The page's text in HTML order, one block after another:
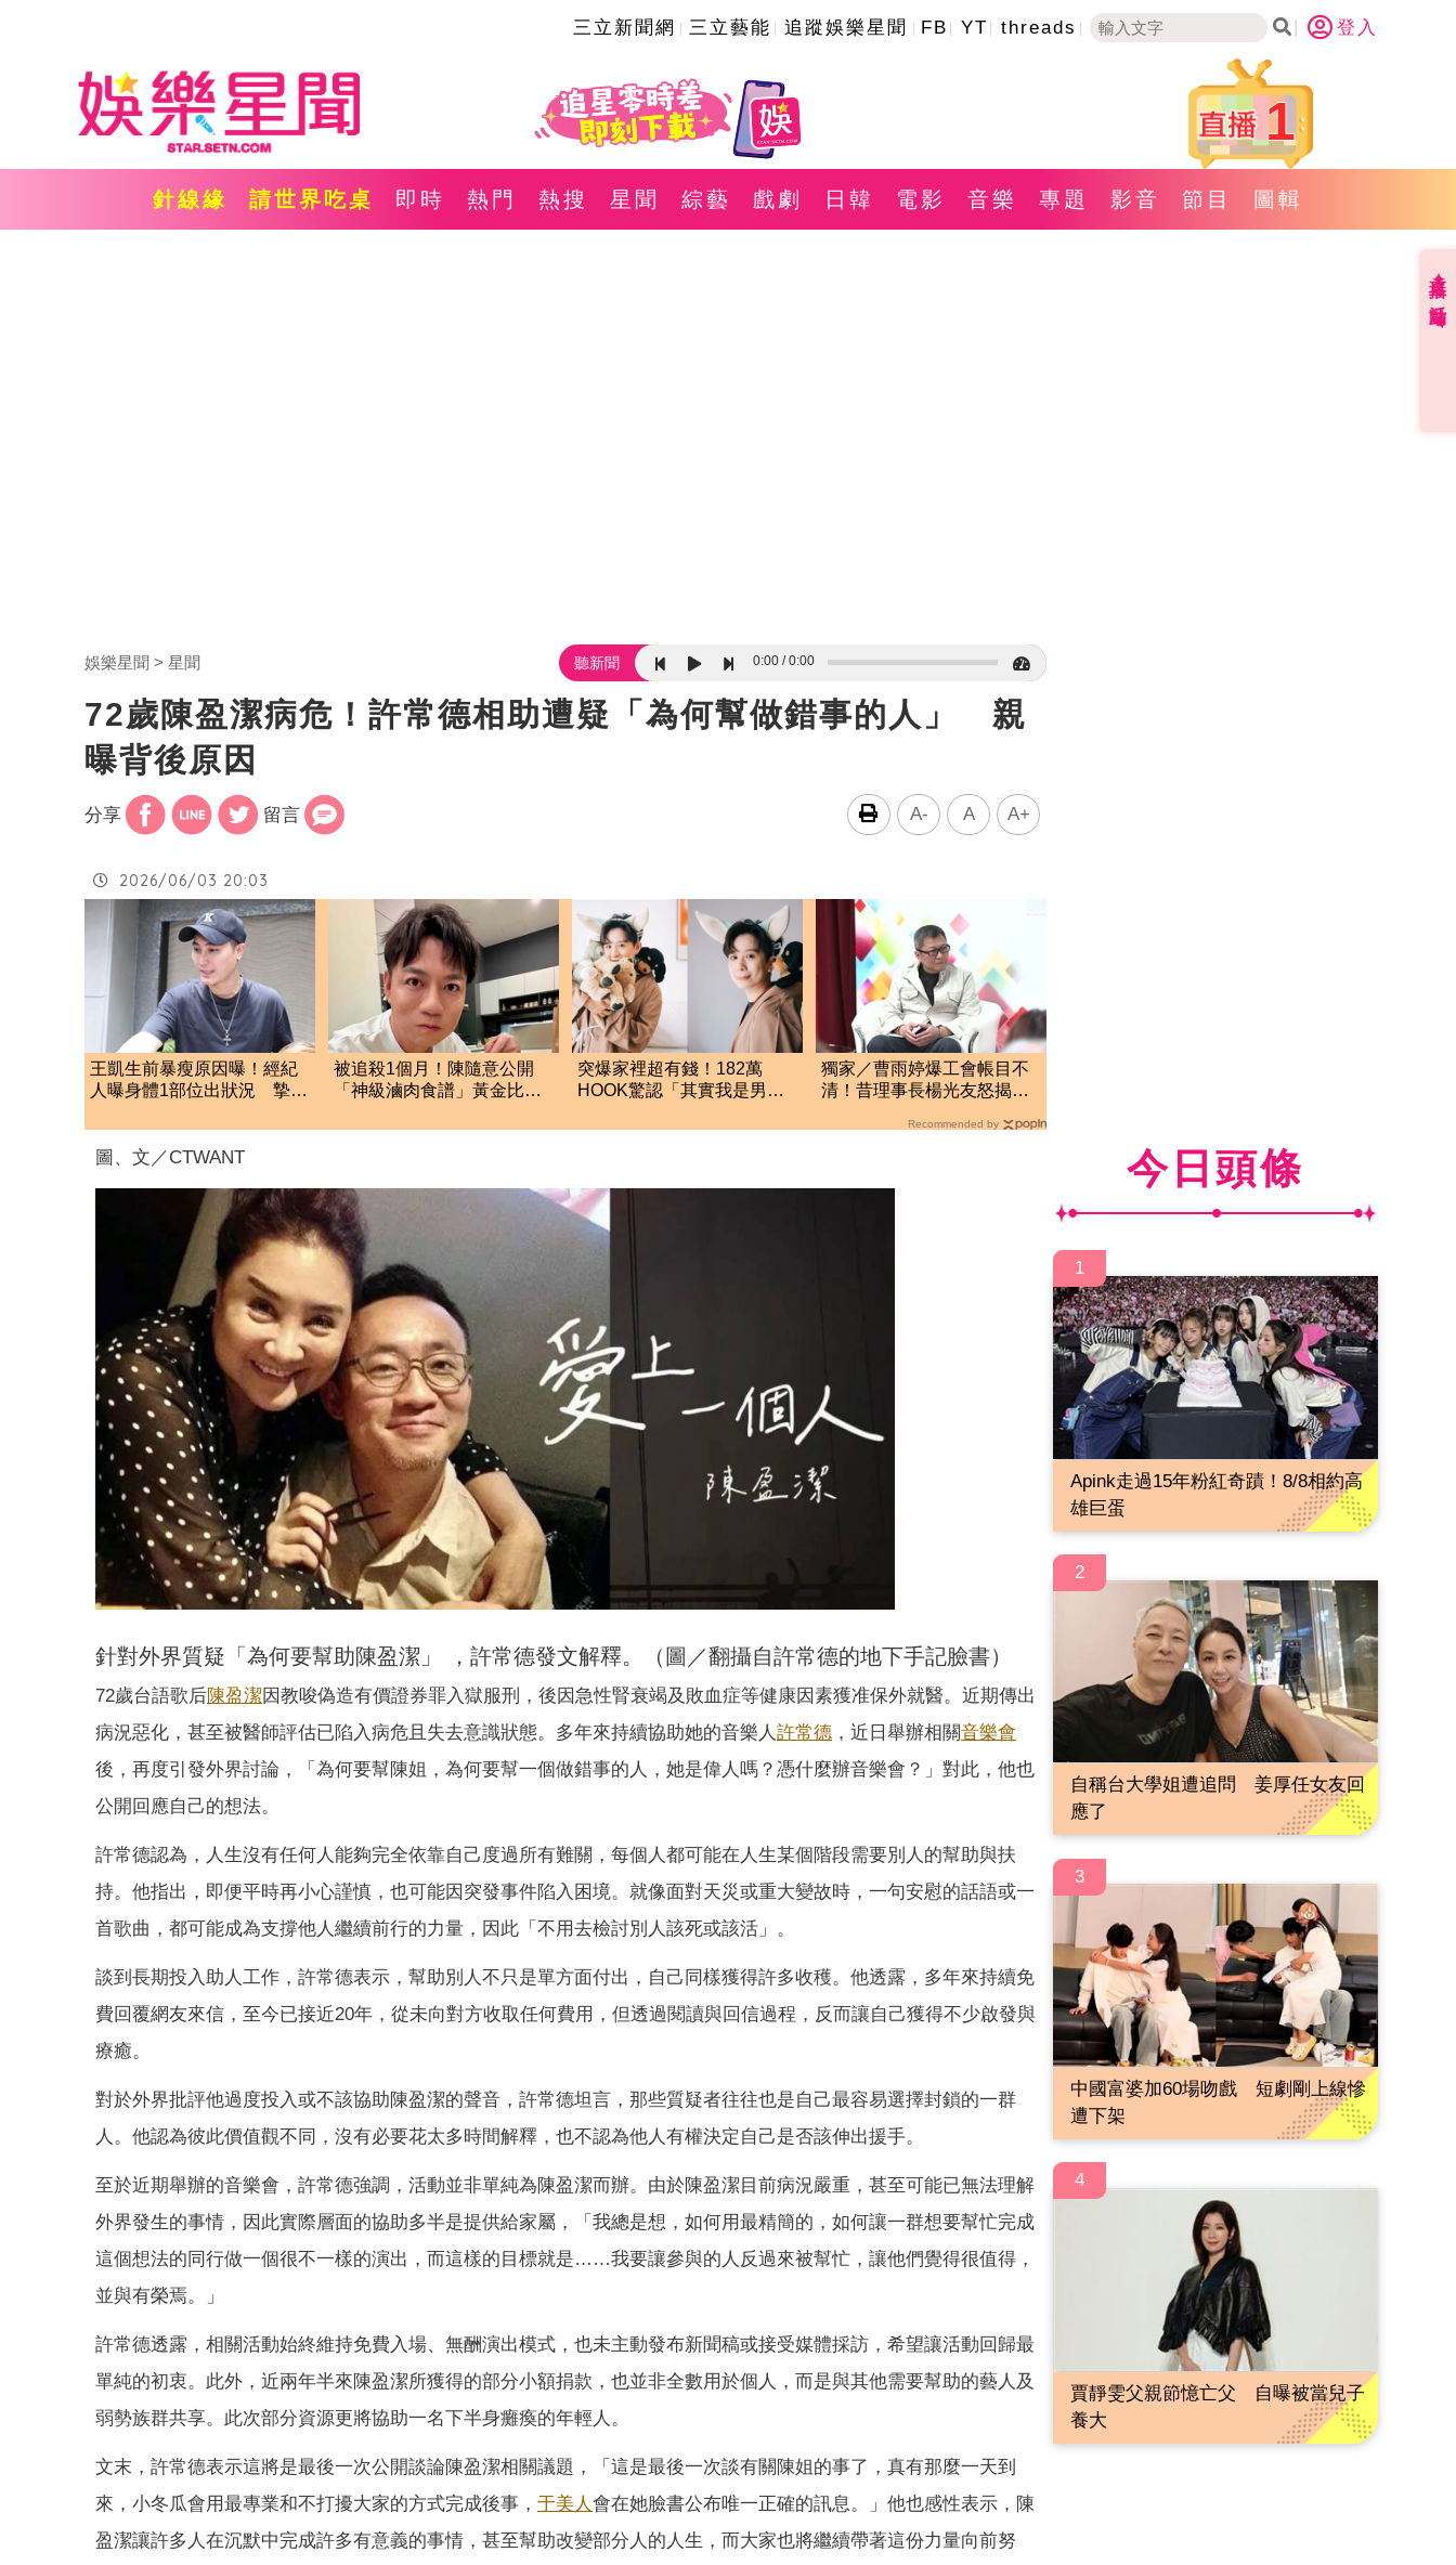
三立新聞網 三立藝能 追蹤娛樂星聞 FB YT threads 登入
1
針線緣 請世界吃桌 即時 熱門 熱搜 星聞 綜藝 戲劇 日韓 電影 音樂 專題 影音 節目 圖輯
娛樂星聞 星聞 聽新聞 0:00 0:00
72歲陳盈潔病危！許常德相助遭疑「為何幫做錯事的人」 親
曝背後原因
分享 留言 A- A A+
2026/06/03 20:03
王凱生前暴瘦原因曝！經紀
人曝身體1部位出狀況 摯友
被追殺1個月！陳隨意公開
「神級滷肉食譜」黃金比例
突爆家裡超有錢！182萬
HOOK驚認「其實我是男
獨家／曹雨婷爆工會帳目不
清！昔理事長楊光友怒揭金
Recommended by
圖、文／CTWANT
針對外界質疑「為何要幫助陳盈潔」 ，許常德發文解釋。（圖／翻攝自許常德的地下手記臉書）
72歲台語歌后陳盈潔因教唆偽造有價證券罪入獄服刑，後因急性腎衰竭及敗血症等健康因素獲准保外就醫。近期傳出
病況惡化，甚至被醫師評估已陷入病危且失去意識狀態。多年來持續協助她的音樂人 許常德 ，近日舉辦相關音樂會
後，再度引發外界討論，「為何要幫陳姐，為何要幫一個做錯事的人，她是偉人嗎？憑什麼辦音樂會？」對此，他也
公開回應自己的想法。
許常德認為，人生沒有任何人能夠完全依靠自己度過所有難關，每個人都可能在人生某個階段需要別人的幫助與扶
持。他指出，即便平時再小心謹慎，也可能因突發事件陷入困境。就像面對天災或重大變故時，一句安慰的話語或一
首歌曲，都可能成為支撐他人繼續前行的力量，因此「不用去檢討別人該死或該活」。
談到長期投入助人工作，許常德表示，幫助別人不只是單方面付出，自己同樣獲得許多收穫。他透露，多年來持續免
費回覆網友來信，至今已接近20年，從未向對方收取任何費用，但透過閱讀與回信過程，反而讓自己獲得不少啟發與
療癒。
對於外界批評他過度投入或不該協助陳盈潔的聲音，許常德坦言，那些質疑者往往也是自己最容易選擇封鎖的一群
人。他認為彼此價值觀不同，沒有必要花太多時間解釋，也不認為他人有權決定自己是否該伸出援手。
至於近期舉辦的音樂會，許常德強調，活動並非單純為陳盈潔而辦。由於陳盈潔目前病況嚴重，甚至可能已無法理解
外界發生的事情，因此實際層面的協助多半是提供給家屬，「我總是想，如何用最精簡的，如何讓一群想要幫忙完成
這個想法的同行做一個很不一樣的演出，而這樣的目標就是……我要讓參與的人反過來被幫忙，讓他們覺得很值得，
並與有榮焉。」
許常德透露，相關活動始終維持免費入場、無酬演出模式，也未主動發布新聞稿或接受媒體採訪，希望讓活動回歸最
單純的初衷。此外，近兩年半來陳盈潔所獲得的部分小額捐款，也並非全數用於個人，而是與其他需要幫助的藝人及
弱勢族群共享。此次部分資源更將協助一名下半身癱瘓的年輕人。
文末，許常德表示這將是最後一次公開談論陳盈潔相關議題，「這是最後一次談有關陳姐的事了，真有那麼一天到
來，小冬瓜會用最專業和不打擾大家的方式完成後事， 于美人 會在她臉書公布唯一正確的訊息。」他也感性表示，陳
盈潔讓許多人在沉默中完成許多有意義的事情，甚至幫助改變部分人的人生，而大家也將繼續帶著這份力量向前努
今日頭條
1
Apink走過15年粉紅奇蹟！8/8相約高
雄巨蛋
2
自稱台大學姐遭追問 姜厚任女友回
應了
3
中國富婆加60場吻戲 短劇剛上線慘
遭下架
4
賈靜雯父親節憶亡父 自曝被當兒子
養大
直播✦活動